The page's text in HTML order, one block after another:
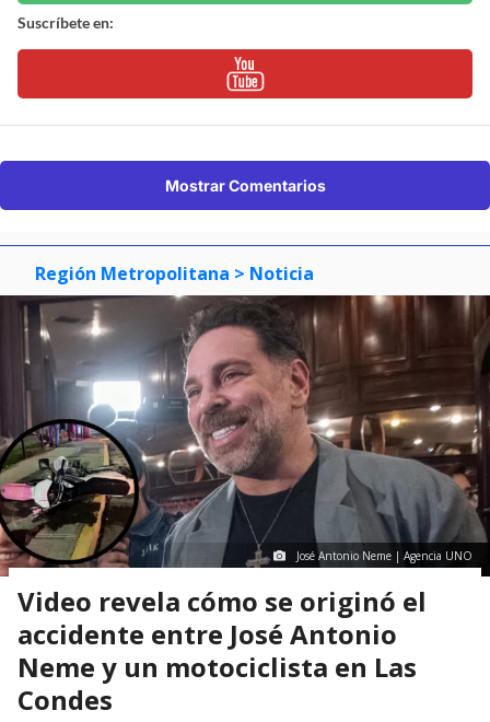
Suscríbete en:
Mostrar Comentarios
Región Metropolitana > Noticia
José Antonio Neme | Agencia UNO
Video revela cómo se originó el
accidente entre José Antonio
Neme y un motociclista en Las
Condes